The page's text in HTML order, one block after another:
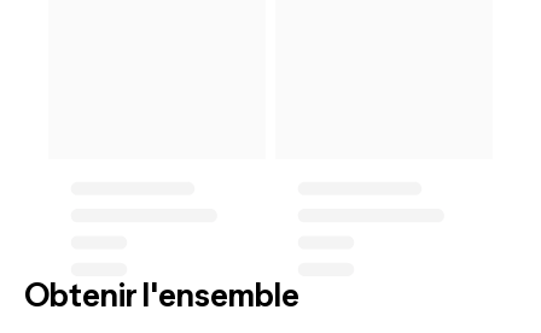
Obtenir l'ensemble